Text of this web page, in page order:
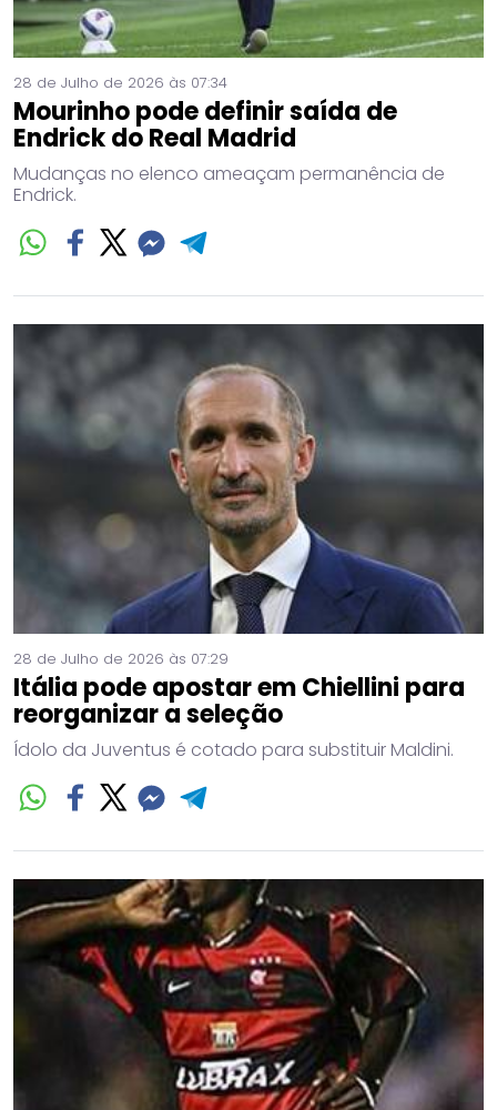
28 de Julho de 2026 às 07:34
Mourinho pode definir saída de
Endrick do Real Madrid
Mudanças no elenco ameaçam permanência de
Endrick.
28 de Julho de 2026 às 07:29
Itália pode apostar em Chiellini para
reorganizar a seleção
Ídolo da Juventus é cotado para substituir Maldini.